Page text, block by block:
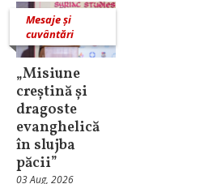
Mesaje și
cuvântări
„Misiune
creștină și
dragoste
evanghelică
în slujba
păcii”
03 Aug, 2026